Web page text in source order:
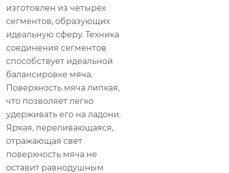
изготовлен из четырех
сегментов, образующих
идеальную сферу. Техника
соединения сегментов
способствует идеальной
балансировке мяча.
Поверхность мяча липкая,
что позволяет легко
удерживать его на ладони.
Яркая, переливающаяся,
отражающая свет
поверхность мяча не
оставит равнодушным